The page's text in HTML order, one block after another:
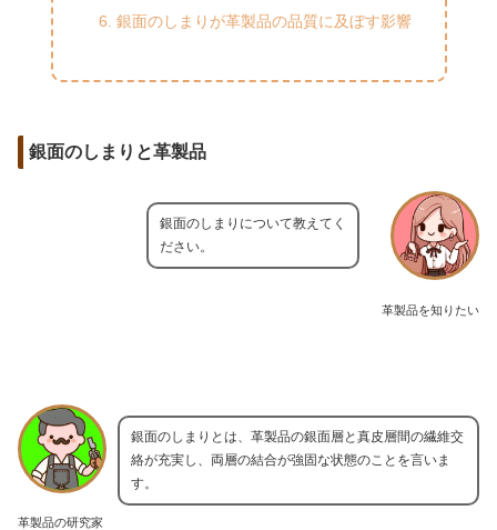
銀面のしまりが革製品の品質に及ぼす影響
銀面のしまりと革製品
革製品を知りたい
銀面のしまりについて教えてく
ださい。
革製品の研究家
銀面のしまりとは、革製品の銀面層と真皮層間の繊維交
絡が充実し、両層の結合が強固な状態のことを言いま
す。